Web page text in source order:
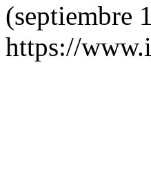
(septiembre
https://